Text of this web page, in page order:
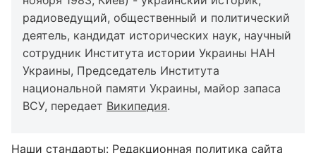
радиоведущий, общественный и политический
деятель, кандидат исторических наук, научный
сотрудник Института истории Украины НАН
Украины, Председатель Института
национальной памяти Украины, майор запаса
ВСУ, передает Википедия.
Наши стандарты: Редакционная политика сайта